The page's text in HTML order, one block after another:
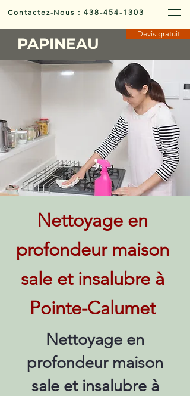
Contactez-Nous :438-454-1303
PAPINEAU
Devis gratuit
Nettoyage en
profondeur maison
sale et insalubre à
Pointe-Calumet
Nettoyage en
profondeur maison
sale et insalubre à